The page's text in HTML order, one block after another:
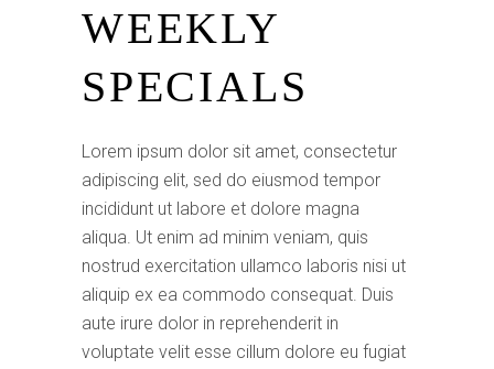
WEEKLY
SPECIALS
Lorem ipsum dolor sit amet, consectetur
adipiscing elit, sed do eiusmod tempor
incididunt ut labore et dolore magna
aliqua. Ut enim ad minim veniam, quis
nostrud exercitation ullamco laboris nisi ut
aliquip ex ea commodo consequat. Duis
aute irure dolor in reprehenderit in
voluptate velit esse cillum dolore eu fugiat